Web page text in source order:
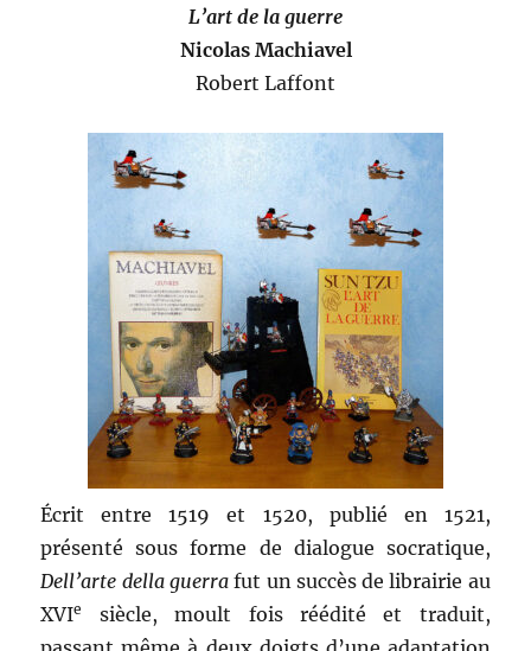
L’art de la guerre
Nicolas Machiavel
Robert Laffont
Écrit entre 1519 et 1520, publié en 1521,
présenté sous forme de dialogue socratique,
Dell’arte della guerrafut un succès de librairie au
XVIe
siècle, moult fois réédité et traduit,